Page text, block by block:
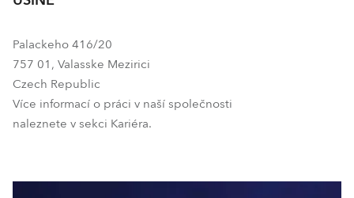
Palackeho 416/20
757 01, Valasske Mezirici
Czech Republic
Více informací o práci v naší společnosti
naleznete v sekci Kariéra.